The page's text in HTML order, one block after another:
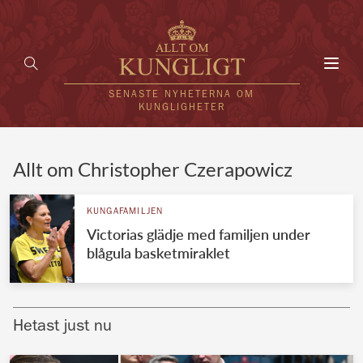
SENASTE NYHETERNA OM
KUNGLIGHETER
UTLÄNDSKT
VÄRLDENS KUNGAHUS
Brittiska kungahuset
Allt om Christopher Czerapowicz
KUNGAFAMILJEN
Victorias glädje med familjen under
blågula basketmiraklet
Hetast just nu